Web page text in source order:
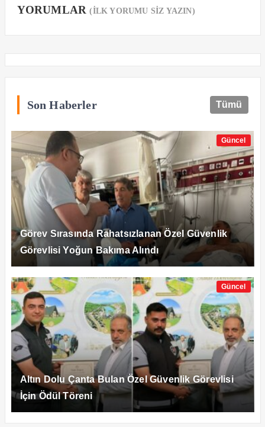
YORUMLAR(İLK YORUMU SİZ YAZIN)
Son Haberler Tümü
Güncel
Görev Sırasında Rahatsızlanan Özel Güvenlik
Görevlisi Yoğun Bakıma Alındı
Güncel
Altın Dolu Çanta Bulan Özel Güvenlik Görevlisi
İçin Ödül Töreni